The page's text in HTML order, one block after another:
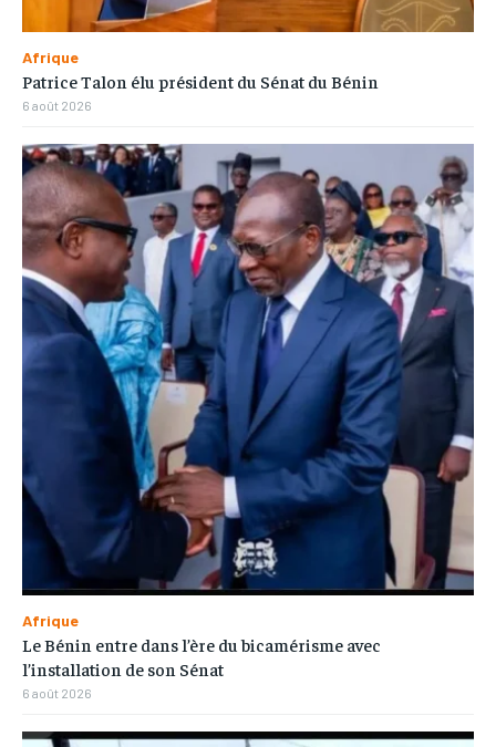
Afrique
Patrice Talon élu président du Sénat du Bénin
6 août 2026
Afrique
Le Bénin entre dans l’ère du bicamérisme avec
l’installation de son Sénat
6 août 2026